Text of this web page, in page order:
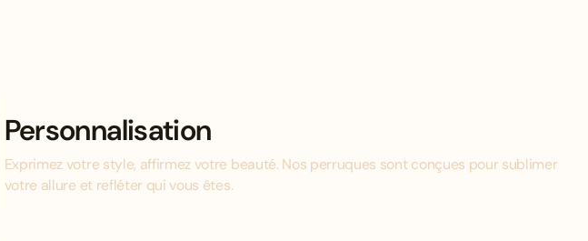
Personnalisation
Exprimez votre style, affirmez votre beauté. Nos perruques sont conçues pour sublimer
votre allure et refléter qui vous êtes.